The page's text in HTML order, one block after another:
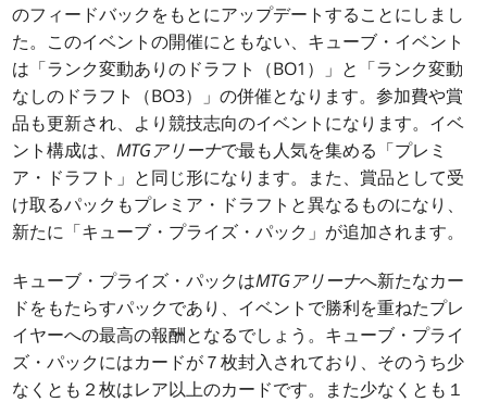
のフィードバックをもとにアップデートすることにしまし
た。このイベントの開催にともない、キューブ・イベント
は「ランク変動ありのドラフト（BO1）」と「ランク変動
なしのドラフト（BO3）」の併催となります。参加費や賞
品も更新され、より競技志向のイベントになります。イベ
ント構成は、MTGアリーナで最も人気を集める「プレミ
ア・ドラフト」と同じ形になります。また、賞品として受
け取るパックもプレミア・ドラフトと異なるものになり、
新たに「キューブ・プライズ・パック」が追加されます。
キューブ・プライズ・パックはMTGアリーナへ新たなカー
ドをもたらすパックであり、イベントで勝利を重ねたプレ
イヤーへの最高の報酬となるでしょう。キューブ・プライ
ズ・パックにはカードが７枚封入されており、そのうち少
なくとも２枚はレア以上のカードです。また少なくとも１